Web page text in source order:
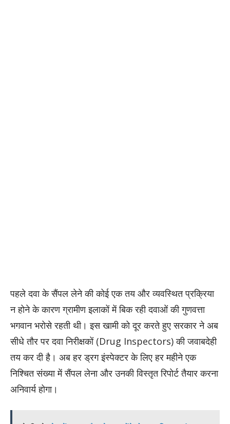
पहले दवा के सैंपल लेने की कोई एक तय और व्यवस्थित प्रक्रिया
न होने के कारण ग्रामीण इलाकों में बिक रही दवाओं की गुणवत्ता
भगवान भरोसे रहती थी। इस खामी को दूर करते हुए सरकार ने अब
सीधे तौर पर दवा निरीक्षकों (Drug Inspectors) की जवाबदेही
तय कर दी है। अब हर ड्रग इंस्पेक्टर के लिए हर महीने एक
निश्चित संख्या में सैंपल लेना और उनकी विस्तृत रिपोर्ट तैयार करना
अनिवार्य होगा।